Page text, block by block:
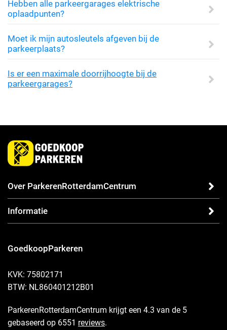
Hebben alle parkeergarages elektrische
oplaadpunten?
Moet ik mijn autosleutels afgeven bij de
parkeerplaats?
Is er een maximale doorrijhoogte bij de
parkeergarages?
Over ParkerenRotterdamCentrum
Informatie
GoedkoopParkeren
KVK: 75802171
BTW: NL860401212B01
ParkerenRotterdamCentrum krijgt een 4.3 van de 5
gebaseerd op 6551 reviews.